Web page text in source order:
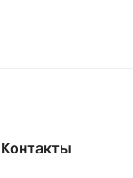
Контакты